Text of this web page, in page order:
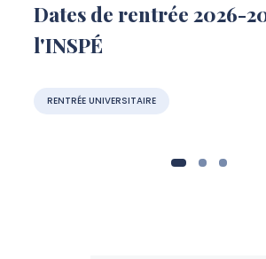
Dates de rentrée 2026-
l'INSPÉ
RENTRÉE UNIVERSITAIRE